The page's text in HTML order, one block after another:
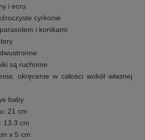
i ecru
cyrkonie
i konikami
są ruchome
okręcenie w całości wokół własnej
baby
21 cm
13.3 cm
x 5 cm